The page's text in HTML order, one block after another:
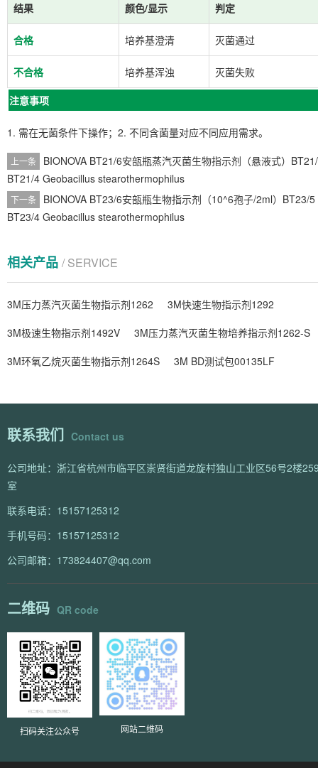
结果
颜色/显示 判定
合格 培养基澄清 灭菌通过
不合格 培养基浑浊
灭菌失败
注意事项
1. 需在无菌条件下操作；2. 不同含菌量对应不同应用需求。
上一条
BIONOVA BT21/6安瓿瓶蒸汽灭菌生物指示剂（悬液式）
BT21/4 Geobacillus stearothermophilus
下一条
BIONOVA BT23/6安瓿瓶生物指示剂（10^6孢子/2ml）BT23/5
BT23/4 Geobacillus stearothermophilus
相关产品 / SERVICE
3M压力蒸汽灭菌生物指示剂1262
3M快速生物指示剂1292
3M极速生物指示剂1492V
3M压力蒸汽灭菌生物培养指示剂1262-S
3M环氧乙烷灭菌生物指示剂1264S
3M BD测试包00135LF
联系我们 Contact us
公司地址：浙江省杭州市临平区崇贤街道龙旋村独山工业区56号2楼
室
联系电话：15157125312
手机号码：15157125312
公司邮箱：173824407@qq.com
二维码 QR code
扫码关注公众号 网站二维码